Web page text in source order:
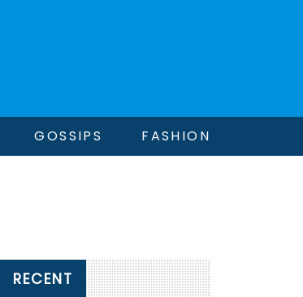
GOSSIPS FASHION
RECENT